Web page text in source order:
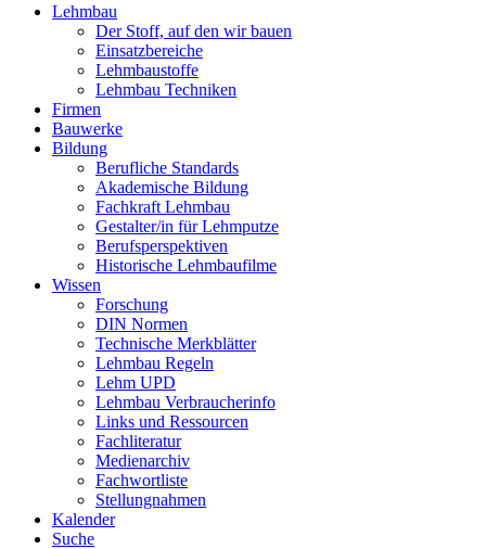
Lehmbau
Der Stoff, auf den wir bauen
Einsatzbereiche
Lehmbaustoffe
Lehmbau Techniken
Firmen
Bauwerke
Bildung
Berufliche Standards
Akademische Bildung
Fachkraft Lehmbau
Gestalter/in für Lehmputze
Berufsperspektiven
Historische Lehmbaufilme
Wissen
Forschung
DIN Normen
Technische Merkblätter
Lehmbau Regeln
Lehm UPD
Lehmbau Verbraucherinfo
Links und Ressourcen
Fachliteratur
Medienarchiv
Fachwortliste
Stellungnahmen
Kalender
Suche